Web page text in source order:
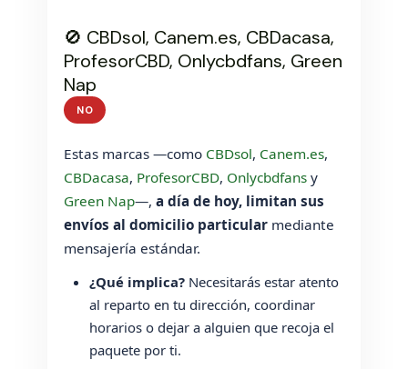
🚫 CBDsol, Canem.es, CBDacasa,
ProfesorCBD, Onlycbdfans, Green
Nap
NO
Estas marcas —como CBDsol, Canem.es,
CBDacasa, ProfesorCBD, Onlycbdfans y
Green Nap—,a día de hoy, limitan sus
envíos al domicilio particular mediante
mensajería estándar.
¿Qué implica? Necesitarás estar atento
al reparto en tu dirección, coordinar
horarios o dejar a alguien que recoja el
paquete por ti.